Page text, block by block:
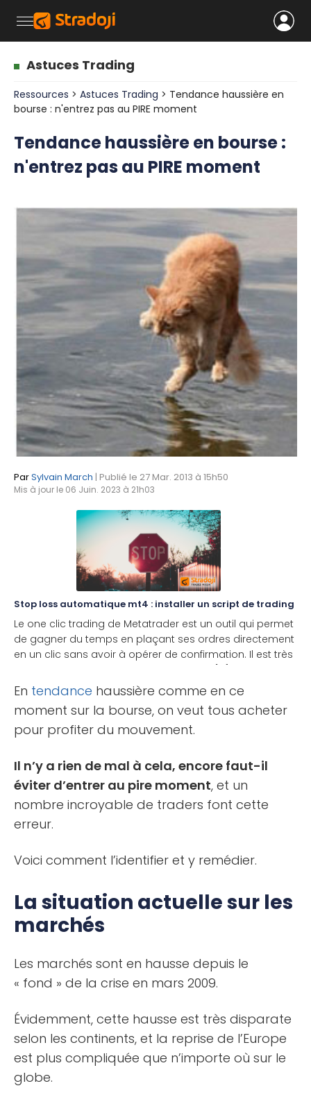
Astuces Trading
Ressources > Astuces Trading > Tendance haussière en
bourse : n'entrez pas au PIRE moment
Tendance haussière en bourse :
n'entrez pas au PIRE moment
ParSylvain March | Publié le 27 Mar. 2013 à 15h50
Mis à jour le 06 Juin. 2023 à 21h03
Stop loss automatique mt4 : installer un script de trading
Le one clic trading de Metatrader est un outil qui permet
de gagner du temps en plaçant ses ordres directement
en un clic sans avoir à opérer de confirmation. Il est très
En tendance haussière comme en ce
moment sur la bourse, on veut tous acheter
pour profiter du mouvement.
Il n’y a rien de mal à cela, encore faut-il
éviter d’entrer au pire moment, et un
nombre incroyable de traders font cette
erreur.
Voici comment l’identifier et y remédier.
La situation actuelle sur les
marchés
Les marchés sont en hausse depuis le
« fond » de la crise en mars 2009.
Évidemment, cette hausse est très disparate
selon les continents, et la reprise de l’Europe
est plus compliquée que n’importe où sur le
globe.